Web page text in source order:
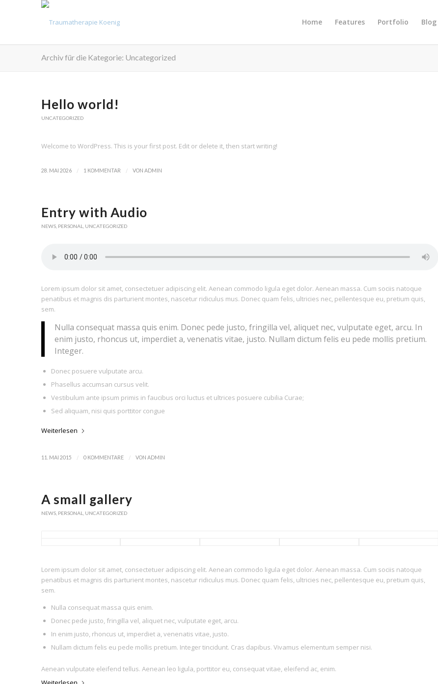
Home Features Portfolio Blog
Archiv für die Kategorie: Uncategorized
Hello world!
UNCATEGORIZED
Welcome to WordPress. This is your first post. Edit or delete it, then start writing!
28. MAI 2026 / 1 KOMMENTAR / VON ADMIN
Entry with Audio
NEWS, PERSONAL UNCATEGORIZED
Lorem ipsum dolor sit amet, consectetuer adipiscing elit. Aenean commodo ligula eget dolor. Aenean massa. Cum sociis natoque
penatibus et magnis dis parturient montes, nascetur ridiculus mus. Donec quam felis, ultricies nec, pellentesque eu, pretium quis,
sem.
Nulla consequat massa quis enim. Donec pede justo, fringilla vel, aliquet nec, vulputate eget, arcu. In
enim justo, rhoncus ut, imperdiet a, venenatis vitae, justo. Nullam dictum felis eu pede mollis pretium.
Integer.
Donec posuere vulputate arcu.
Phasellus accumsan cursus velit.
Vestibulum ante ipsum primis in faucibus orci luctus et ultrices posuere cubilia Curae;
Sed aliquam, nisi quis porttitor congue
Weiterlesen
11. MAI 2015 / 0 KOMMENTARE / VON ADMIN
A small gallery
NEWS, PERSONAL UNCATEGORIZED
Lorem ipsum dolor sit amet, consectetuer adipiscing elit. Aenean commodo ligula eget dolor. Aenean massa. Cum sociis natoque
penatibus et magnis dis parturient montes, nascetur ridiculus mus. Donec quam felis, ultricies nec, pellentesque eu, pretium quis,
sem.
Nulla consequat massa quis enim.
Donec pede justo, fringilla vel, aliquet nec, vulputate eget, arcu.
In enim justo, rhoncus ut, imperdiet a, venenatis vitae, justo.
Nullam dictum felis eu pede mollis pretium. Integer tincidunt. Cras dapibus. Vivamus elementum semper nisi.
Aenean vulputate eleifend tellus. Aenean leo ligula, porttitor eu, consequat vitae, eleifend ac, enim.